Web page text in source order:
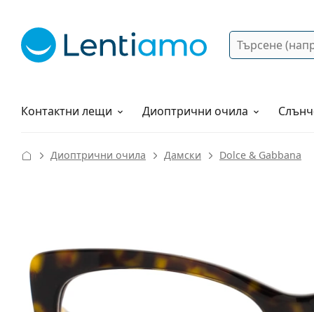
Търсене
Контактни лещи
Разтвори Диоптрични очила
Как да поръчам?
Диоптрични очила Дамски Dolce & Gabbana